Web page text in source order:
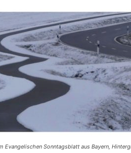
Sonntagsblatt aus Bayern,